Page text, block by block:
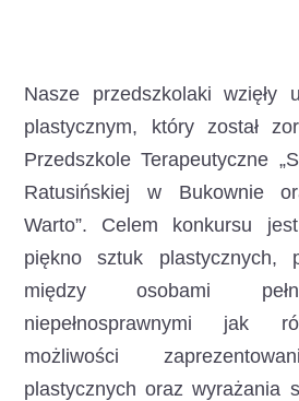
Nasze przedszkolaki wzięły
plastycznym, który został
Przedszkole Terapeutyczne
Ratusińskiej w Bukownie
Warto”. Celem konkursu
piękno sztuk plastycznych,
między osobami
niepełnosprawnymi jak
możliwości
plastycznych oraz wyrażania